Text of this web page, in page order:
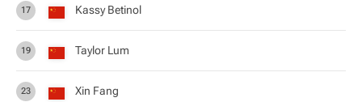
17 Kassy Betinol
19 Taylor Lum
23 Xin Fang